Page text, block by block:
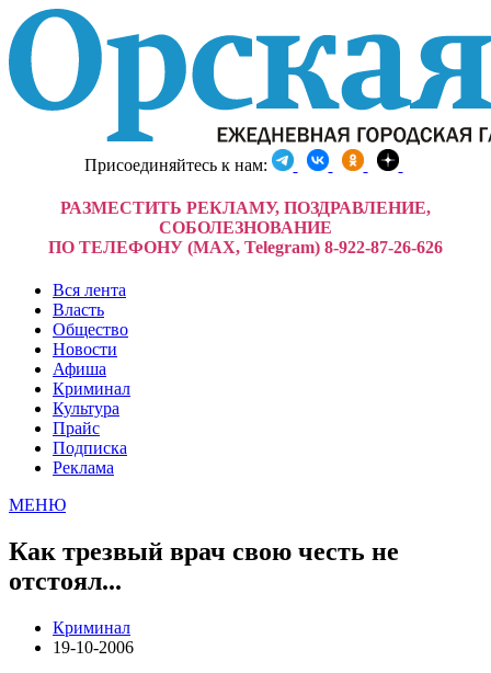
Присоединяйтесь к нам:
РАЗМЕСТИТЬ РЕКЛАМУ, ПОЗДРАВЛЕНИЕ,
СОБОЛЕЗНОВАНИЕ
ПО ТЕЛЕФОНУ (MAX, Telegram) 8-922-87-26-626
Вся лента
Власть
Общество
Новости
Афиша
Криминал
Культура
Прайс
Подписка
Реклама
МЕНЮ
Как трезвый врач свою честь не
отстоял...
Криминал
19-10-2006